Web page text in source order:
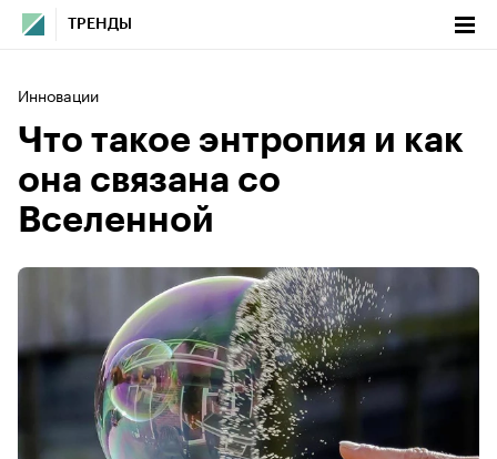
ТРЕНДЫ
Инновации
Что такое энтропия и как
она связана со
Вселенной